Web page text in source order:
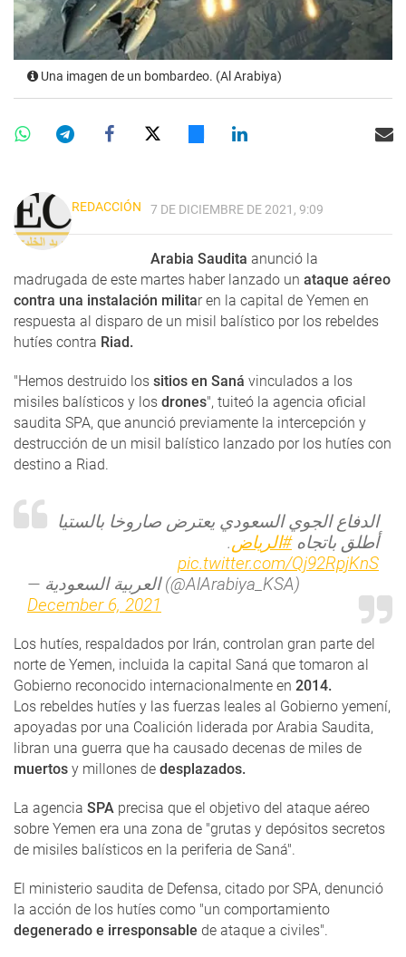
Una imagen de un bombardeo. (Al Arabiya)
REDACCIÓN 7 DE DICIEMBRE DE 2021, 9:09
Arabia Saudita anunció la
madrugada de este martes haber lanzado un ataque aéreo
contra una instalación militar en la capital de Yemen en
respuesta al disparo de un misil balístico por los rebeldes
hutíes contra Riad.
"Hemos destruido los sitios en Saná vinculados a los
misiles balísticos y los drones", tuiteó la agencia oficial
saudita SPA, que anunció previamente la intercepción y
destrucción de un misil balístico lanzado por los hutíes con
destino a Riad.
الدفاع الجوي السعودي يعترض صاروخا بالستيا
أطلق باتجاه#الرياض.
pic.twitter.com/Qj92RpjKnS
— العربية السعودية (@AlArabiya_KSA)
December 6, 2021
Los hutíes, respaldados por Irán, controlan gran parte del
norte de Yemen, incluida la capital Saná que tomaron al
Gobierno reconocido internacionalmente en 2014.
Los rebeldes hutíes y las fuerzas leales al Gobierno yemení,
apoyadas por una Coalición liderada por Arabia Saudita,
libran una guerra que ha causado decenas de miles de
muertos y millones de desplazados.
La agencia SPA precisa que el objetivo del ataque aéreo
sobre Yemen era una zona de "grutas y depósitos secretos
de misiles balísticos en la periferia de Saná".
El ministerio saudita de Defensa, citado por SPA, denunció
la acción de los hutíes como "un comportamiento
degenerado e irresponsable de ataque a civiles".